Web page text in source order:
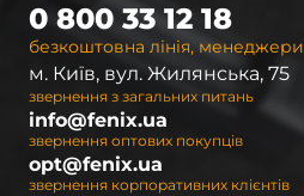
безкоштовна лінія, менеджери
0 800 33 12 18
м. Київ, вул. Жилянська, 75
звернення з загальних питань
info@fenix.ua
звернення оптових покупців
opt@fenix.ua
звернення корпоративних клієнтів